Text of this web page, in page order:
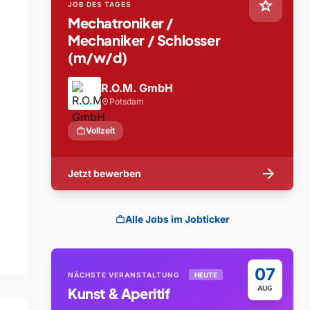
star
JOB DES TAGES
Mechatroniker /
Mechaniker / Schlosser
(m/w/d)
R.O.M. GmbH
location_on Potsdam
workVollzeit
Jetzt bewerben arrow_forward
workAlle Jobs im Jobticker
07
AUG
NÄCHSTE VERANSTALTUNG HEUTE
Kunst & Aperitif